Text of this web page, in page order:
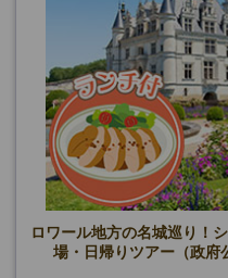
ロワール地方の名城巡り！
場・日帰りツアー（政府